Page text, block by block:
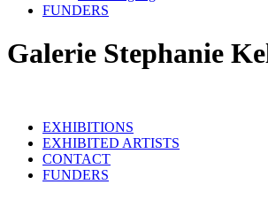
FUNDERS
Galerie Stephanie
EXHIBITIONS
EXHIBITED ARTISTS
CONTACT
FUNDERS